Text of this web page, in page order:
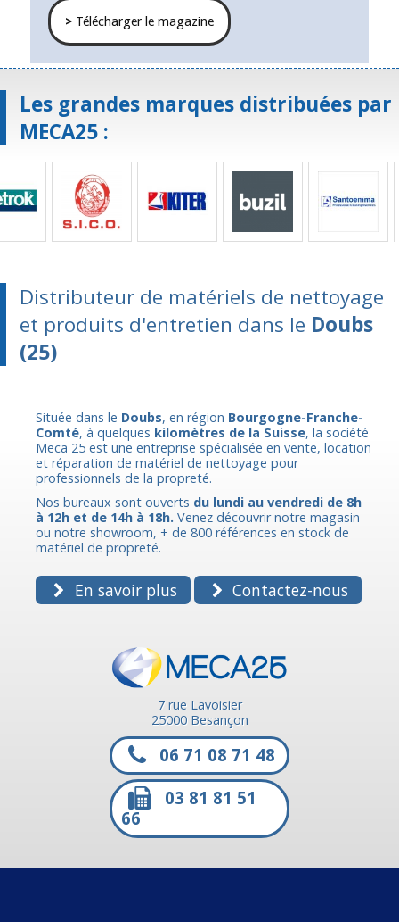
>Télécharger le magazine
Les grandes marques distribuées par
MECA25 :
Distributeur de matériels de nettoyage
et produits d'entretien dans le Doubs
(25)
Située dans le Doubs, en région Bourgogne-Franche-
Comté, à quelques kilomètres de la Suisse, la société
Meca 25 est une entreprise spécialisée en vente, location
et réparation de matériel de nettoyage pour
professionnels de la propreté.
Nos bureaux sont ouverts du lundi au vendredi de 8h
à 12h et de 14h à 18h. Venez découvrir notre magasin
ou notre showroom, + de 800 références en stock de
matériel de propreté.
En savoir plus Contactez-nous
7 rue Lavoisier
25000 Besançon
06 71 08 71 48
03 81 81 51
66